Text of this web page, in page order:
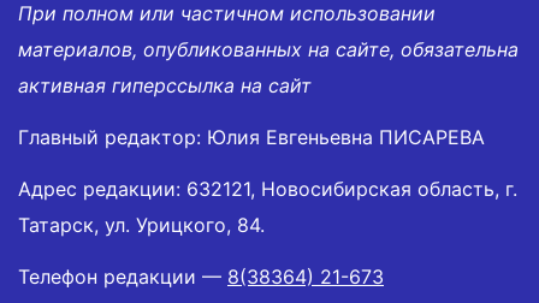
При полном или частичном использовании
материалов, опубликованных на сайте, обязательна
активная гиперссылка на сайт
Главный редактор: Юлия Евгеньевна ПИСАРЕВА
Адрес редакции: 632121, Новосибирская область, г.
Татарск, ул. Урицкого, 84.
Телефон редакции — 8(38364) 21-673